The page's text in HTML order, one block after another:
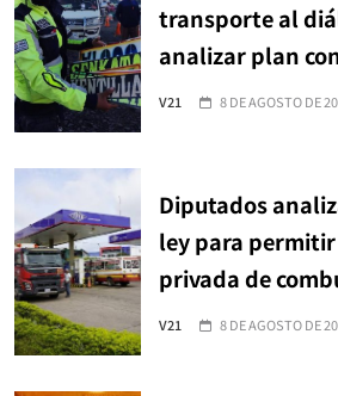
transporte al
analizar plan
V21 8 DE AGOSTO DE
Diputados
ley para
privada de
V21 8 DE AGOSTO DE